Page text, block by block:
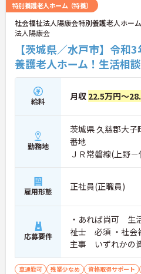
特別養護老人ホーム（特養）
社会福祉法人陽康会特別養護老人ホ
法人陽康会
【茨城県／水戸市】令和
養護老人ホーム！生活相
給料 月収 22.5万円～
勤務地
茨城県 久慈郡大
番地
ＪＲ常磐線(上野
15分
雇用形態 正社員(正職員)
応募要件
・あれば尚可 生
祉士 必須 ・社会
主事 いずれかの
動車運転免許 必
車通勤可 残業少なめ 資格取得サポート